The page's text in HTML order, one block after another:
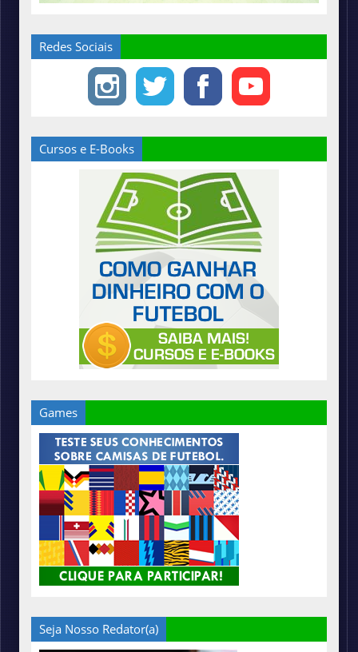
Redes Sociais
Cursos e E-Books
Games
Seja Nosso Redator(a)